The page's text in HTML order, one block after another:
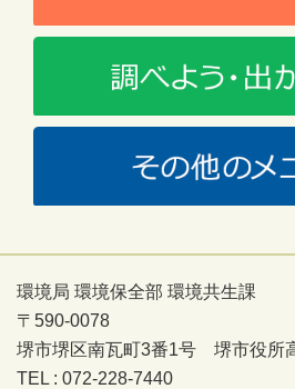
環境局 環境保全部 環境共生課
〒590-0078
堺市堺区南瓦町3番1号 堺市役所
TEL : 072-228-7440